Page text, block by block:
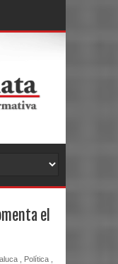
el
Política